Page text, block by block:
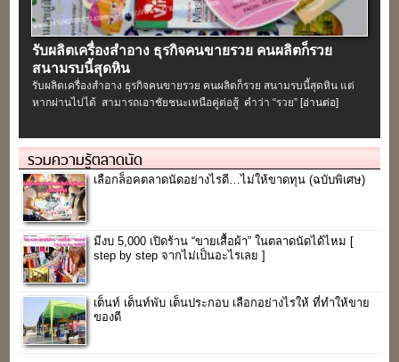
รับผลิตเครื่องสําอาง ธุรกิจคนขายรวย คนผลิตก็รวย
สนามรบนี้สุดหิน
รับผลิตเครื่องสําอาง ธุรกิจคนขายรวย คนผลิตก็รวย สนามรบนี้สุดหิน แต่
หากผ่านไปได้ สามารถเอาชัยชนะเหนือคู่ต่อสู้ คำว่า “รวย” [อ่านต่อ]
รวมความรู้ตลาดนัด
เลือกล็อคตลาดนัดอย่างไรดี…ไม่ให้ขาดทุน (ฉบับพิเศษ)
มีงบ 5,000 เปิดร้าน “ขายเสื้อผ้า” ในตลาดนัดได้ไหม [
step by step จากไม่เป็นอะไรเลย ]
เต็นท์ เต็นท์พับ เต็นประกอบ เลือกอย่างไรให้ ที่ทำให้ขาย
ของดี